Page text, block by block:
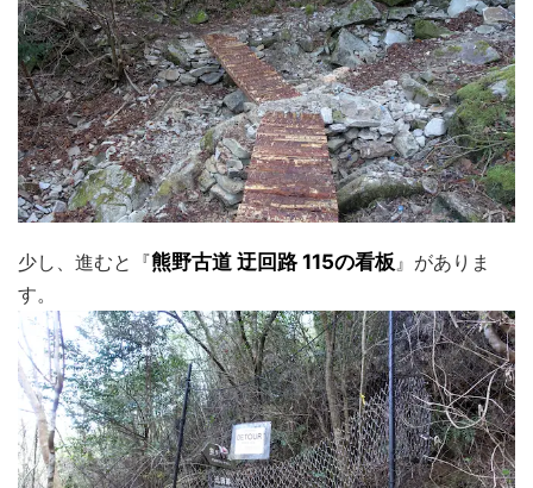
少し、進むと『熊野古道 迂回路 115の看板 』がありま
す。